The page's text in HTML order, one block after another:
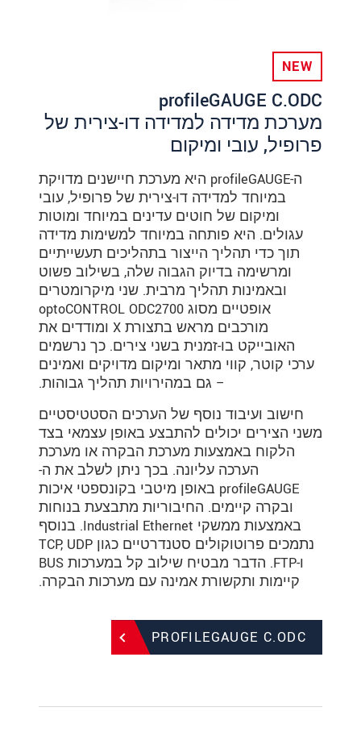
NEW
profileGAUGE C.ODC
מערכת מדידה למדידה דו-צירית של
פרופיל, עובי ומיקום
ה-profileGAUGE היא מערכת חיישנים מדויקת
במיוחד למדידה דו-צירית של פרופיל, עובי
ומיקום של חוטים עדינים במיוחד ומוטות
עגולים. היא פותחה במיוחד למשימות מדידה
תוך כדי תהליך הייצור בתהליכים תעשייתיים
ומרשימה בדיוק הגבוה שלה, בשילוב פשוט
ובאמינות תהליך מרבית. שני מיקרומטרים
אופטיים מסוג optoCONTROL ODC2700
מורכבים מראש בתצורת X ומודדים את
האובייקט בו-זמנית בשני צירים. כך נרשמים
ערכי קוטר, קווי מתאר ומיקום מדויקים ואמינים
– גם במהירויות תהליך גבוהות.
חישוב ועיבוד נוסף של הערכים הסטטיסטיים
משני הצירים יכולים להתבצע באופן עצמאי בצד
הלקוח באמצעות מערכת הבקרה או מערכת
הערכה עליונה. בכך ניתן לשלב את ה-
profileGAUGE באופן מיטבי בקונספטי איכות
ובקרה קיימים. החיבוריות מתבצעת בנוחות
באמצעות ממשקי Industrial Ethernet. בנוסף
נתמכים פרוטוקולים סטנדרטיים כגון TCP, UDP
ו-FTP. הדבר מבטיח שילוב קל במערכות BUS
קיימות ותקשורת אמינה עם מערכות הבקרה.
PROFILEGAUGE C.ODC